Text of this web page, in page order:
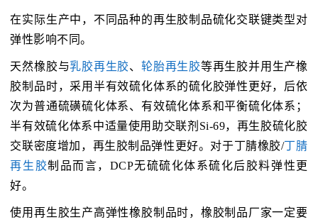
在实际生产中，不同品种的再生胶制品硫化交联键类型对
弹性影响不同。
天然橡胶与乳胶再生胶、 轮胎再生胶等再生胶并用生产橡
胶制品时，采用半有效硫化体系的硫化胶弹性更好，后依
次为普通硫磺硫化体系、有效硫化体系和平衡硫化体系；
半有效硫化体系中适量使用助交联剂Si-69，再生胶硫化胶
交联密度增加，再生胶制品弹性更好。对于丁腈橡胶/丁腈
再生胶制品而言，DCP无硫硫化体系硫化后胶料弹性更
好。
使用再生胶生产高弹性橡胶制品时，橡胶制品厂家一定要